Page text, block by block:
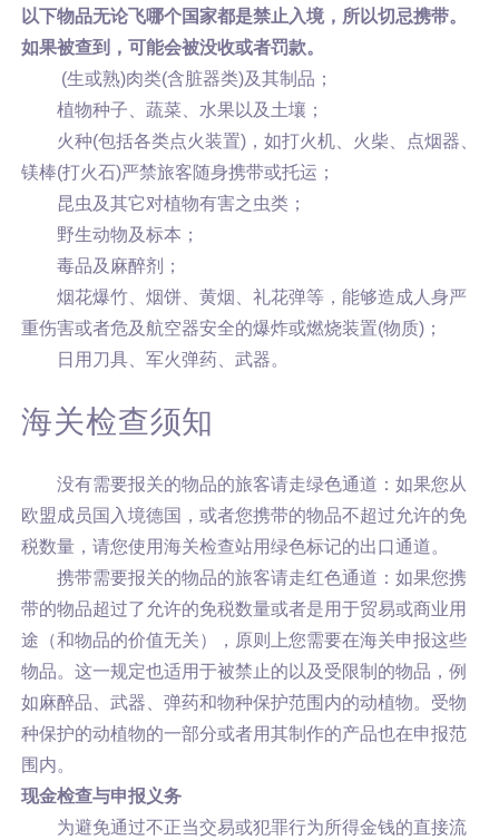
以下物品无论飞哪个国家都是禁止入境，所以切忌携带。
如果被查到，可能会被没收或者罚款。
(生或熟)肉类(含脏器类)及其制品；
植物种子、蔬菜、水果以及土壤；
火种(包括各类点火装置)，如打火机、火柴、点烟器、
镁棒(打火石)严禁旅客随身携带或托运；
昆虫及其它对植物有害之虫类；
野生动物及标本；
毒品及麻醉剂；
烟花爆竹、烟饼、黄烟、礼花弹等，能够造成人身严
重伤害或者危及航空器安全的爆炸或燃烧装置(物质)；
日用刀具、军火弹药、武器。
海关检查须知
没有需要报关的物品的旅客请走绿色通道：如果您从
欧盟成员国入境德国，或者您携带的物品不超过允许的免
税数量，请您使用海关检查站用绿色标记的出口通道。
携带需要报关的物品的旅客请走红色通道：如果您携
带的物品超过了允许的免税数量或者是用于贸易或商业用
途（和物品的价值无关），原则上您需要在海关申报这些
物品。这一规定也适用于被禁止的以及受限制的物品，例
如麻醉品、武器、弹药和物种保护范围内的动植物。受物
种保护的动植物的一部分或者用其制作的产品也在申报范
围内。
现金检查与申报义务
为避免通过不正当交易或犯罪行为所得金钱的直接流